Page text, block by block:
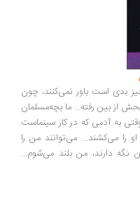
بدی است باور نمی‌کنند، چون
از بین رفته... ما بچه‌مسلمان
به آدمی که در کار سینماست
را می‌کشند... می‌توانند من را
نگه دارند، من بلند می‌شوم...